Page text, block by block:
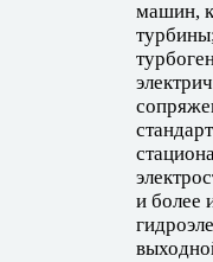
машин,
и более